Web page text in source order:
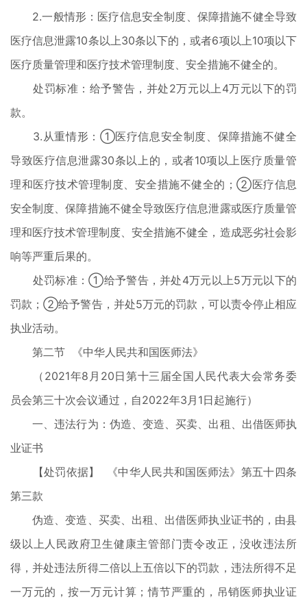
2.一般情形：医疗信息安全制度、保障措施不健全导致
医疗信息泄露10条以上30条以下的，或者6项以上10项以下
医疗质量管理和医疗技术管理制度、安全措施不健全的。
处罚标准：给予警告，并处2万元以上4万元以下的罚
款。
3.从重情形：①医疗信息安全制度、保障措施不健全
导致医疗信息泄露30条以上的，或者10项以上医疗质量管
理和医疗技术管理制度、安全措施不健全的；②医疗信息
安全制度、保障措施不健全导致医疗信息泄露或医疗质量管
理和医疗技术管理制度、安全措施不健全，造成恶劣社会影
响等严重后果的。
处罚标准：①给予警告，并处4万元以上5万元以下的
罚款；②给予警告，并处5万元的罚款，可以责令停止相应
执业活动。
第二节 《中华人民共和国医师法》
（2021年8月20日第十三届全国人民代表大会常务委
员会第三十次会议通过，自2022年3月1日起施行）
一、违法行为：伪造、变造、买卖、出租、出借医师执
业证书
【处罚依据】 《中华人民共和国医师法》第五十四条
第三款
伪造、变造、买卖、出租、出借医师执业证书的，由县
级以上人民政府卫生健康主管部门责令改正，没收违法所
得，并处违法所得二倍以上五倍以下的罚款，违法所得不足
一万元的，按一万元计算；情节严重的，吊销医师执业证